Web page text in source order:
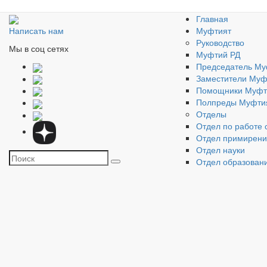
Написать нам
Мы в соц сетях
Главная
Муфтият
Руководство
Муфтий РД
Председатель
Заместители
Помощники
Полпреды
Отделы
Отдел по работе
Отдел
Отдел науки
Отдел